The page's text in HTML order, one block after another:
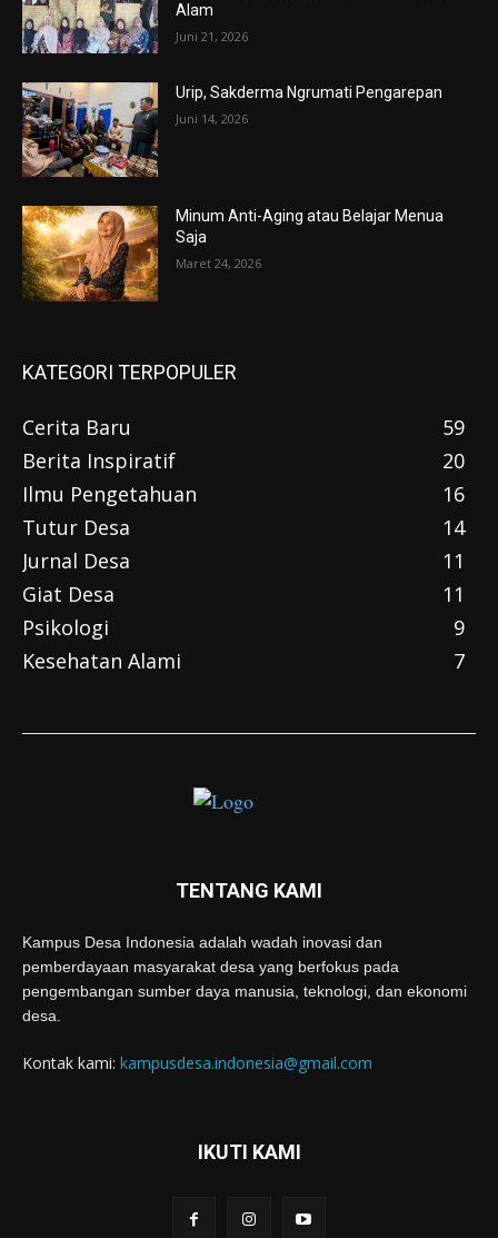
Alam
Juni 21, 2026
Urip, Sakderma Ngrumati Pengarepan
Juni 14, 2026
Minum Anti-Aging atau Belajar Menua
Saja
Maret 24, 2026
KATEGORI TERPOPULER
Cerita Baru
59
Berita Inspiratif
20
Ilmu Pengetahuan
16
Tutur Desa
14
Jurnal Desa
11
Giat Desa
11
Psikologi
9
Kesehatan Alami
7
TENTANG KAMI
Kampus Desa Indonesia adalah wadah inovasi dan
pemberdayaan masyarakat desa yang berfokus pada
pengembangan sumber daya manusia, teknologi, dan ekonomi
desa.
Kontak kami: kampusdesa.indonesia@gmail.com
IKUTI KAMI